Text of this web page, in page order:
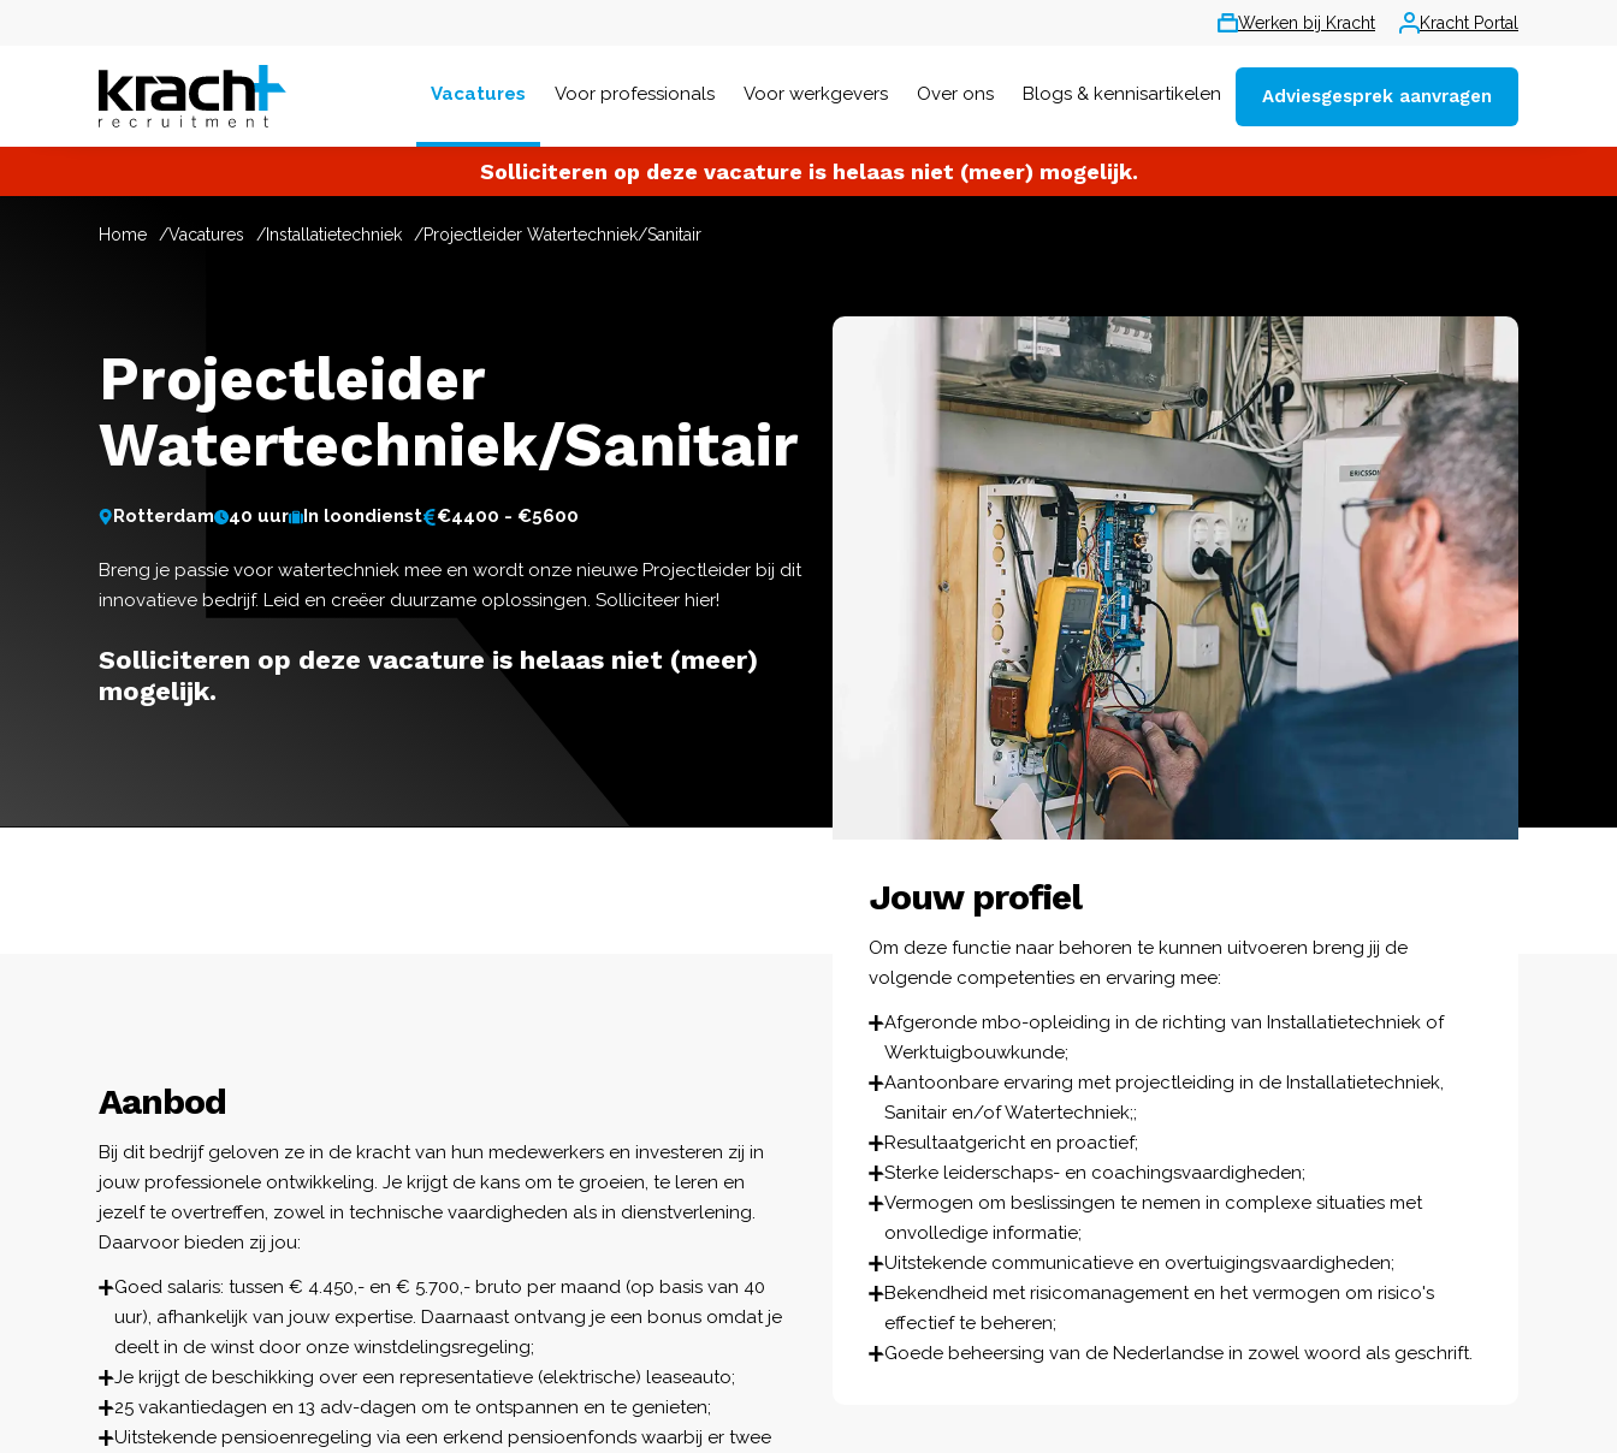
Werken bij Kracht Kracht Portal
Vacatures Voor professionals Voor werkgevers Over ons Blogs & kennisartikelen Adviesgesprek aanvragen
Solliciteren op deze vacature is helaas niet (meer) mogelijk.
Home Vacatures Installatietechniek Projectleider Watertechniek/Sanitair
Projectleider
Watertechniek/Sanitair
Rotterdam 40 uur In loondienst €4400 - €5600
Breng je passie voor watertechniek mee en wordt onze nieuwe Projectleider bij dit
innovatieve bedrijf. Leid en creëer duurzame oplossingen. Solliciteer hier!
Solliciteren op deze vacature is helaas niet (meer)
mogelijk.
Aanbod
Bij dit bedrijf geloven ze in de kracht van hun medewerkers en investeren zij in
jouw professionele ontwikkeling. Je krijgt de kans om te groeien, te leren en
jezelf te overtreffen, zowel in technische vaardigheden als in dienstverlening.
Daarvoor bieden zij jou:
Goed salaris: tussen € 4.450,- en € 5.700,- bruto per maand (op basis van 40
uur), afhankelijk van jouw expertise. Daarnaast ontvang je een bonus omdat je
deelt in de winst door onze winstdelingsregeling;
Je krijgt de beschikking over een representatieve (elektrische) leaseauto;
25 vakantiedagen en 13 adv-dagen om te ontspannen en te genieten;
Uitstekende pensioenregeling via een erkend pensioenfonds waarbij er twee
Jouw profiel
Om deze functie naar behoren te kunnen uitvoeren breng jij de
volgende competenties en ervaring mee:
Afgeronde mbo-opleiding in de richting van Installatietechniek of
Werktuigbouwkunde;
Aantoonbare ervaring met projectleiding in de Installatietechniek,
Sanitair en/of Watertechniek;;
Resultaatgericht en proactief;
Sterke leiderschaps- en coachingsvaardigheden;
Vermogen om beslissingen te nemen in complexe situaties met
onvolledige informatie;
Uitstekende communicatieve en overtuigingsvaardigheden;
Bekendheid met risicomanagement en het vermogen om risico's
effectief te beheren;
Goede beheersing van de Nederlandse in zowel woord als geschrift.